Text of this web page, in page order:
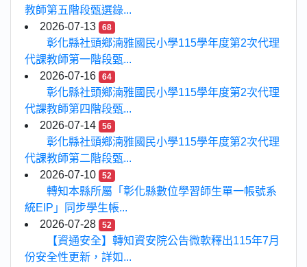
教師第五階段甄選錄...
2026-07-13
68
彰化縣社頭鄉湳雅國民小學115學年度第2次代理
代課教師第一階段甄...
2026-07-16
64
彰化縣社頭鄉湳雅國民小學115學年度第2次代理
代課教師第四階段甄...
2026-07-14
56
彰化縣社頭鄉湳雅國民小學115學年度第2次代理
代課教師第二階段甄...
2026-07-10
52
轉知本縣所屬「彰化縣數位學習師生單一帳號系
統EIP」同步學生帳...
2026-07-28
52
【資通安全】轉知資安院公告微軟釋出115年7月
份安全性更新，詳如...